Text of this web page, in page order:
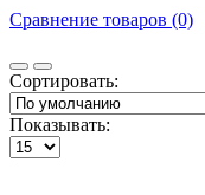
Сравнение товаров (0)
Сортировать:
Показывать: